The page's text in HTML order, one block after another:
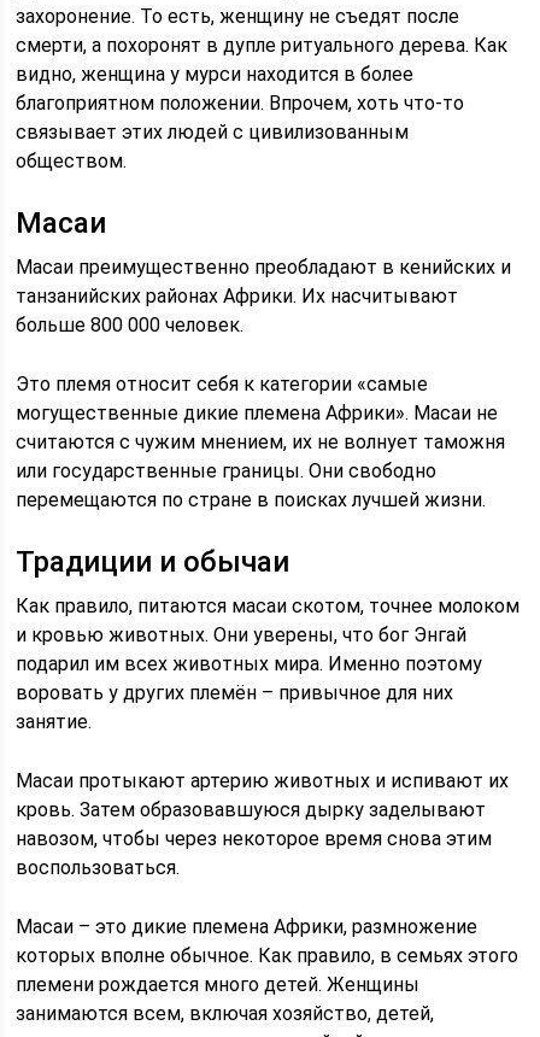
захоронение. То есть, женщину не съедят после
смерти, а похоронят в дупле ритуального дерева. Как
видно, женщина у мурси находится в более
благоприятном положении. Впрочем, хоть что-то
связывает этих людей с цивилизованным
обществом.
Масаи
Масаи преимущественно преобладают в кенийских и
танзанийских районах Африки. Их насчитывают
больше 800 000 человек.
Это племя относит себя к категории «самые
могущественные дикие племена Африки». Масаи не
считаются с чужим мнением, их не волнует таможня
или государственные границы. Они свободно
перемещаются по стране в поисках лучшей жизни.
Традиции и обычаи
Как правило, питаются масаи скотом, точнее молоком
и кровью животных. Они уверены, что бог Энгай
подарил им всех животных мира. Именно поэтому
воровать у других племён – привычное для них
занятие.
Масаи протыкают артерию животных и испивают их
кровь. Затем образовавшуюся дырку заделывают
навозом, чтобы через некоторое время снова этим
воспользоваться.
Масаи – это дикие племена Африки, размножение
которых вполне обычное. Как правило, в семьях этого
племени рождается много детей. Женщины
занимаются всем, включая хозяйство, детей,